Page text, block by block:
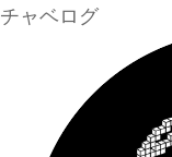
チャベログ